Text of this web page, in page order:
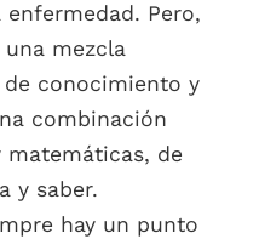
Pero,
una mezcla
conocimiento y
combinación
matemáticas, de
y saber.
hay un punto